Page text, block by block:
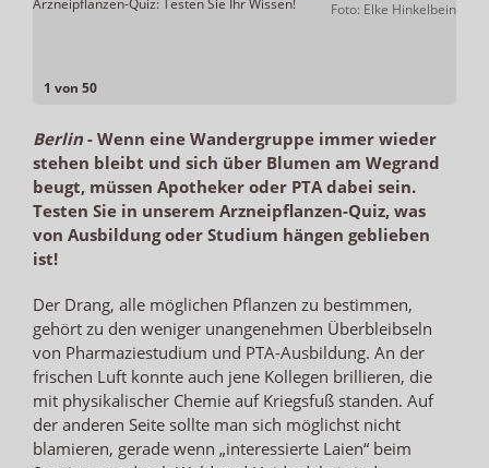
1 von 50
Arzneipflanzen-Quiz: Testen Sie Ihr Wissen! Foto: Elke Hinkelbein
Berlin- Wenn eine Wandergruppe immer wieder
stehen bleibt und sich über Blumen am Wegrand
beugt, müssen Apotheker oder PTA dabei sein.
Testen Sie in unserem Arzneipflanzen-Quiz, was
von Ausbildung oder Studium hängen geblieben
ist!
Der Drang, alle möglichen Pflanzen zu bestimmen,
gehört zu den weniger unangenehmen Überbleibseln
von Pharmaziestudium und PTA-Ausbildung. An der
frischen Luft konnte auch jene Kollegen brillieren, die
mit physikalischer Chemie auf Kriegsfuß standen. Auf
der anderen Seite sollte man sich möglichst nicht
blamieren, gerade wenn „interessierte Laien“ beim